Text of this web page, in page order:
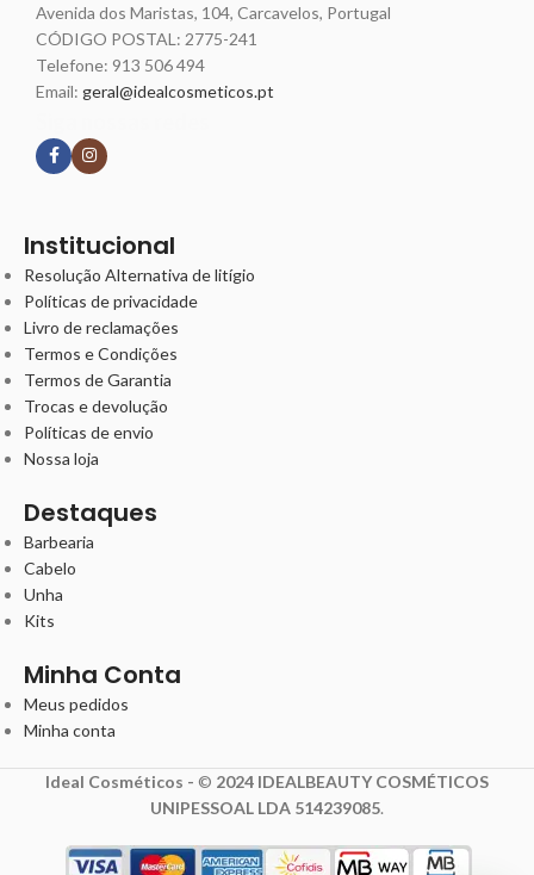
Avenida dos Maristas, 104, Carcavelos, Portugal
CÓDIGO POSTAL: 2775-241
Telefone: 913 506 494
Email: geral@idealcosmeticos.pt
Institucional
Resolução Alternativa de litígio
Políticas de privacidade
Livro de reclamações
Termos e Condições
Termos de Garantia
Trocas e devolução
Políticas de envio
Nossa loja
Destaques
Barbearia
Cabelo
Unha
Kits
Minha Conta
Meus pedidos
Minha conta
Ideal Cosméticos - © 2024 IDEALBEAUTY COSMÉTICOS
UNIPESSOAL LDA 514239085.